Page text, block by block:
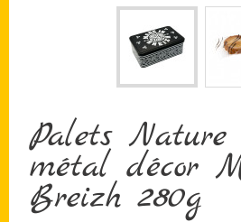
Palets
métal décor
Breizh 280g